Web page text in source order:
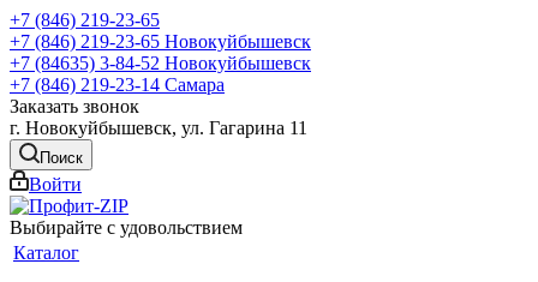
+7 (846) 219-23-65
+7 (846) 219-23-65 Новокуйбышевск
+7 (84635) 3-84-52 Новокуйбышевск
+7 (846) 219-23-14 Самара
Заказать звонок
г. Новокуйбышевск, ул. Гагарина 11
Поиск
Войти
Выбирайте с удовольствием
Каталог